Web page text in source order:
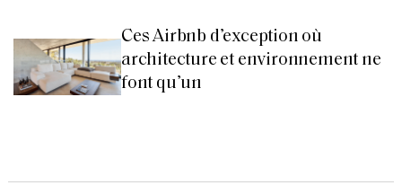
Ces Airbnb d’exception où
architecture et environnement ne
font qu’un